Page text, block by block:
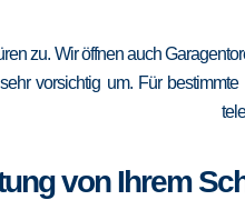
zu. Wir öffnen auch
vorsichtig um. Für
von Ihrem